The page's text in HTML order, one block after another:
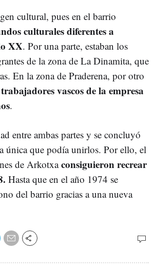
cultural, pues en el barrio
culturales diferentes a
XX. Por una parte, estaban los
de la zona de La Dinamita, que
En la zona de Praderena, por otro
vascos de la empresa
.
entre ambas partes y se concluyó
única que podía unirlos. Por ello, el
de Arkotxaconsiguieron recrear
Hasta que en el año 1974 se
del barrio gracias a una nueva